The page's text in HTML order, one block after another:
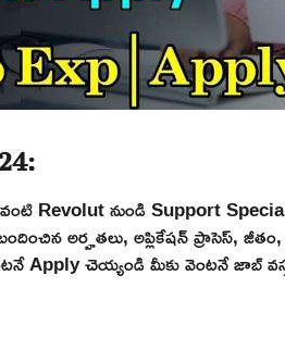
Revolut నుండి Support
అర్హతలు, అప్లికేషన్ ప్రాసెస్,
Apply చెయ్యండి మీకు వెంటనే జాబ్